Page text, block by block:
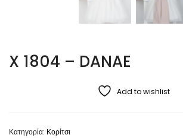
X 1804 – DANAE
Add to wishlist
Κατηγορία: Κορίτσι